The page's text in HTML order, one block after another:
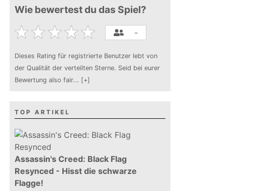
Wie bewertest du das Spiel?
-
Dieses Rating für registrierte Benutzer lebt von
der Qualität der verteilten Sterne. Seid bei eurer
Bewertung also fair... [+]
TOP ARTIKEL
Assassin's Creed: Black Flag
Resynced - Hisst die schwarze
Flagge!